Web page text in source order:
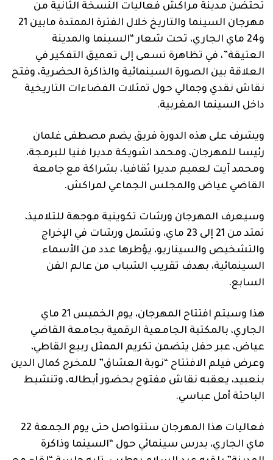
تحتضن مدينة مراكش فعاليات النسخة الثانية من
مهرجان السينما والتاريخ خلال الفترة الممتدة مابين 21
و24 ماي الجاري، تحت شعار “السينما والمدينة
العتيقة”، في تظاهرة تسعى إلى تعميق التفكير في
العلاقة بين الصورة السينمائية والذاكرة الحضرية، وفتح
نقاش نقدي وجمالي حول تمثلات الفضاءات التاريخية
داخل السينما المغربية.
ويشرف على هذه الدورة فريق يضم مصطفى غلمان
رئيسا للمهرجان، ومحمد اشويكة مديرا فنيا للبرمجة،
ومحمد آيت لعميم مديرا ثقافيا، بشراكة مع جامعة
القاضي عياض والمجلس الجماعي لمراكش.
وسيعرف المهرجان ورشات تكوينية موجهة للتلاميذ،
تمتد من 21 إلى 23 ماي، وتشمل ورشات في الإخراج
والتشخيص والسيناريو، يؤطرها عدد من الأسماء
السينمائية، بهدف تقريب الشباب من عالم الفن
السابع.
هذا وسيتم افتتاح المهرجان، يوم الخميس 21 ماي
الجاري، بالمكتبة الجامعية الرقمية بجامعة القاضي
عياض، عبر حفل يتضمن تكريم الممثل ربيع القاطي،
وعرض فيلم الافتتاح “نوبة العشاق” للمخرج كمال الدين
بنعبيد، يعقبه نقاش مفتوح بحضور أبطاله، وتنشيط
الباحثة أمل عباسي.
فعاليات هذا المهرجان ستتواصل حتى يوم الجمعة 22
ماي الجاري، بدرس سينمائي حول “السينما وذاكرة